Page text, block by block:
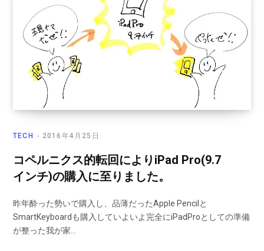
TECH 2016年4月25日
コペルニクス的転回によりiPad Pro(9.7
インチ)の購入に至りました。
昨年酔った勢いで購入し、品薄だったApple Pencilと
SmartKeyboardも購入していよいよ完全にiPadProとしての準備
が整った我が家…